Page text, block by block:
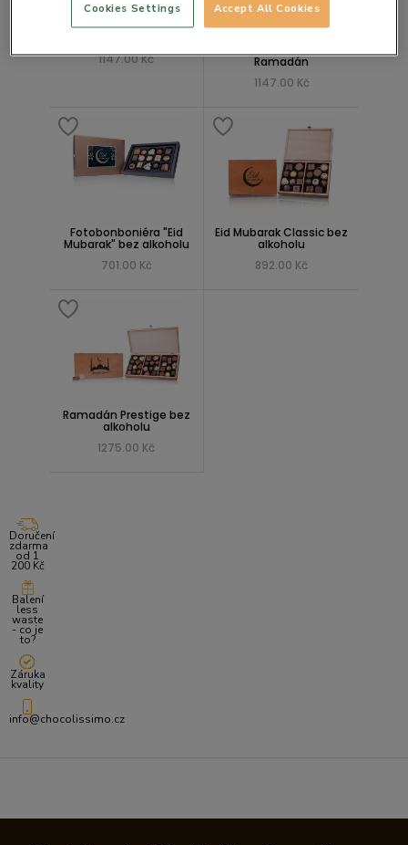
1147.00 Kč
Ramadán
1147.00 Kč
Fotobonboniéra "Eid
Mubarak" bez alkoholu
701.00 Kč
Eid Mubarak Classic bez
alkoholu
892.00 Kč
Ramadán Prestige bez
alkoholu
1275.00 Kč
Doručení
zdarma
od 1
200 Kč
Balení
less
waste
- co je
to?
Záruka
kvality
info@chocolissimo.cz
Accept All Cookies
Cookies Settings